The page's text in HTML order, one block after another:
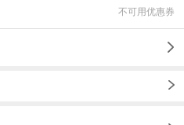
不可用优惠券